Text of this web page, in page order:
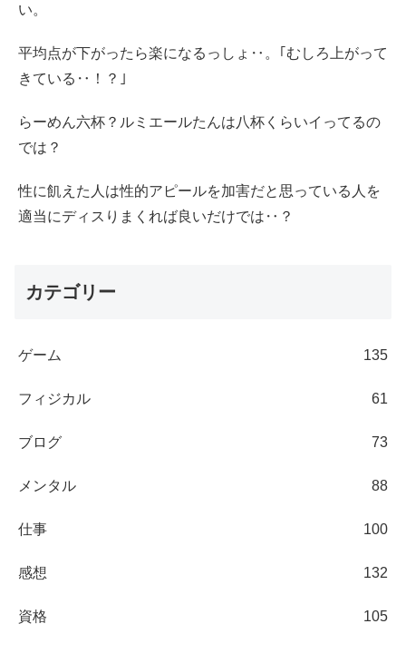
い。
平均点が下がったら楽になるっしょ‥。｢むしろ上がって
きている‥！？｣
らーめん六杯？ルミエールたんは八杯くらいイってるの
では？
性に飢えた人は性的アピールを加害だと思っている人を
適当にディスりまくれば良いだけでは‥？
カテゴリー
ゲーム 135
フィジカル 61
ブログ 73
メンタル 88
仕事 100
感想 132
資格 105